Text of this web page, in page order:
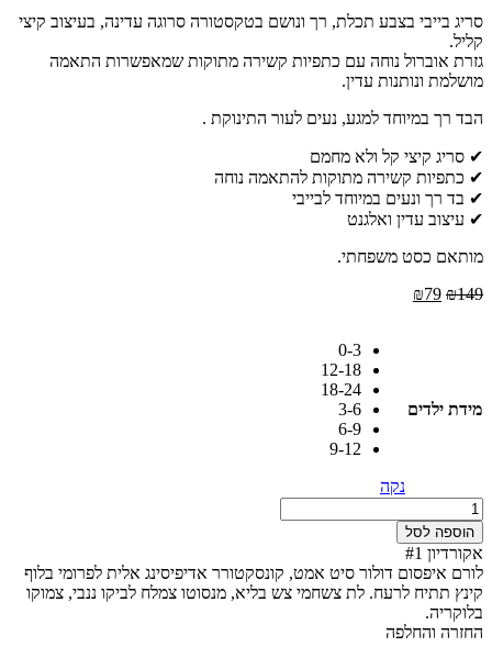
סריג בייבי בצבע תכלת, רך ונושם בטקסטורה סרוגה עדינה, בעיצוב קיצי
קליל.
גזרת אוברול נוחה עם כתפיות קשירה מתוקות שמאפשרות התאמה
מושלמת ונותנות עדין.
הבד רך במיוחד למגע, נעים לעור התינוקת .
✔ סריג קיצי קל ולא מחמם
✔ כתפיות קשירה מתוקות להתאמה נוחה
✔ בד רך ונעים במיוחד לבייבי
✔ עיצוב עדין ואלגנט
מותאם כסט משפחתי.
₪149
המחיר
₪79
מידת ילדים
0-3
12-18
18-24
3-6
6-9
9-12
נקה
כמות
של
בייבי
בת
צליל
הוספה לסל
אקורדיון #1
לורם איפסום דולור סיט אמט, קונסקטורר אדיפיסינג אלית לפרומי בלוף
קינץ תתיח לרעח. לת צשחמי צש בליא, מנסוטו צמלח לביקו ננבי, צמוקו
בלוקריה.
החזרה והחלפה